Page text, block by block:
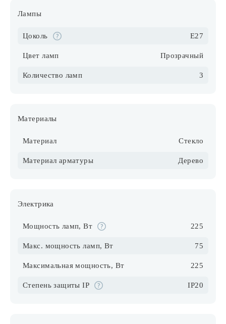
Лампы
Цоколь E27
Цвет ламп Прозрачный
Количество ламп 3
Материалы
Материал Стекло
Материал арматуры Дерево
Электрика
Мощность ламп, Вт 225
Макс. мощность ламп, Вт 75
Максимальная мощность, Вт 225
Степень защиты IP IP20